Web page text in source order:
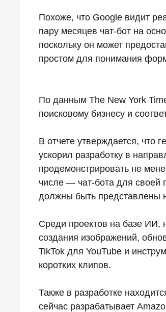
Похоже, что Google видит
пару месяцев чат-бот на
поскольку он может
простом для понимания
По данным The New York
поисковому бизнесу и
В отчете утверждается, что
ускорил разработку в
продемонстрировать не
числе — чат-бота для своей
должны быть представлены
Среди проектов на базе ИИ,
создания изображений,
TikTok для YouTube и
коротких клипов.
Также в разработке
сейчас разрабатывает